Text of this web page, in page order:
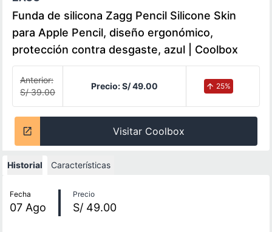
Funda de silicona Zagg Pencil Silicone Skin
para Apple Pencil, diseño ergonómico,
protección contra desgaste, azul | Coolbox
Anterior:
S/ 39.00
Precio:S/ 49.00 25%
Visitar Coolbox
Historial Características
Fecha
07 Ago
Precio
S/ 49.00